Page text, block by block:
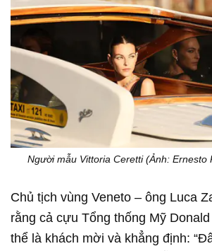
Người mẫu Vittoria Ceretti (Ảnh: Ernesto
Chủ tịch vùng Veneto – ông Luca
rằng cả cựu Tổng thống Mỹ
thể là khách mời và khẳng định: